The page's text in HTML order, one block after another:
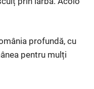
profundă, cu
pentru mulți